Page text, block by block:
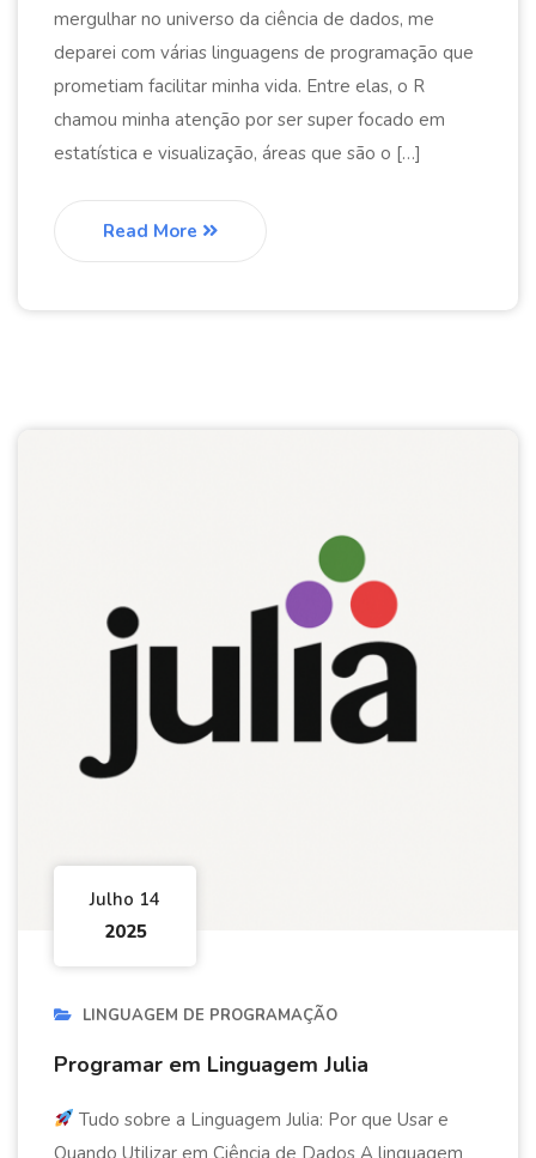
mergulhar no universo da ciência de dados, me
deparei com várias linguagens de programação que
prometiam facilitar minha vida. Entre elas, o R
chamou minha atenção por ser super focado em
estatística e visualização, áreas que são o […]
Read More
Julho 14
2025
LINGUAGEM DE PROGRAMAÇÃO
Programar em Linguagem Julia
Tudo sobre a Linguagem Julia: Por que Usar e
Quando Utilizar em Ciência de Dados A linguagem